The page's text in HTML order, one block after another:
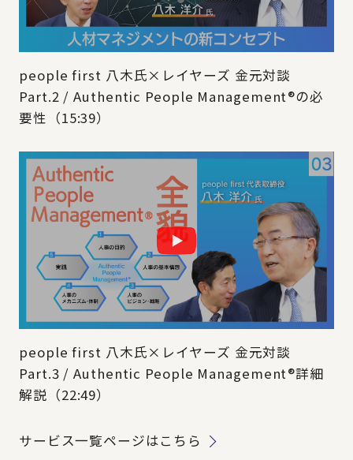
people first 八木氏×レイヤーズ 金元対談
Part.2 / Authentic People Management®の必
要性（15:39）
people first 八木氏×レイヤーズ 金元対談
Part.3 / Authentic People Management®詳細
解説（22:49）
サービス一覧ページはこちら